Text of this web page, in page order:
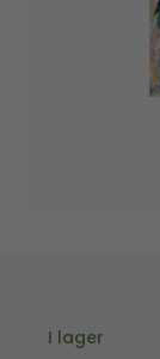
I lager